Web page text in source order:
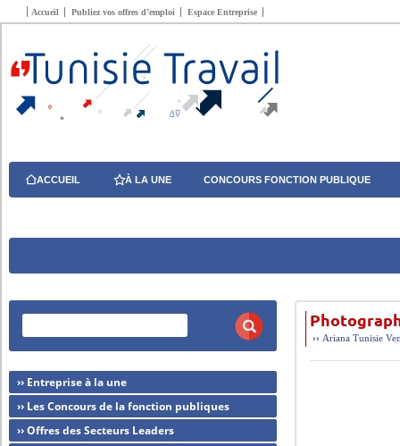
Accueil Publiez vos offres d’emploi Espace Entreprise
ACCUEIL À LA UNE CONCOURS FONCTION PUBLIQUE
›› Ariana Tunisie
›› Entreprise à la une
›› Les Concours de la fonction publiques
›› Offres des Secteurs Leaders